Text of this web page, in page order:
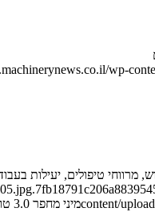
wp-
content/מיני מחפר 3.0 טון חדש ליונדאי